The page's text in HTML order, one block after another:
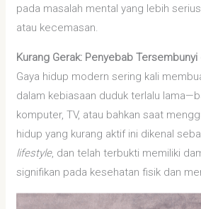
pada masalah mental yang lebih
atau kecemasan.
Kurang Gerak: Penyebab
Gaya hidup modern sering kali
dalam kebiasaan duduk terlalu
komputer, TV, atau bahkan saat
hidup yang kurang aktif ini dikenal
lifestyle, dan telah terbukti memiliki
signifikan pada kesehatan fisik dan